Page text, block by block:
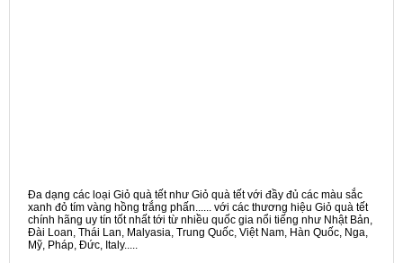
Đa dạng các loại Giỏ quà tết như Giỏ quà tết với đầy đủ các màu sắc
xanh đỏ tím vàng hồng trắng phấn...... với các thương hiệu Giỏ quà tết
chính hãng uy tín tốt nhất tới từ nhiều quốc gia nổi tiếng như Nhật Bản,
Đài Loan, Thái Lan, Malyasia, Trung Quốc, Việt Nam, Hàn Quốc, Nga,
Mỹ, Pháp, Đức, Italy.....